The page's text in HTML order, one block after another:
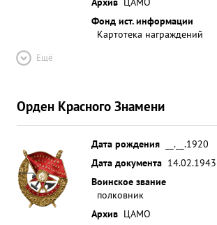
Фонд ист. информации
Картотека награждений
Ещё
Орден Красного Знамени
Дата рождения
__.__.1920
Дата документа 14.02.1943
Воинское звание
полковник
Архив ЦАМО